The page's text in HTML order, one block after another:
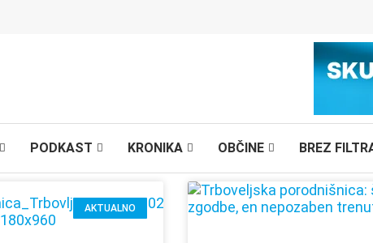
PODKAST KRONIKA OBČINE BREZ
AKTUALNO